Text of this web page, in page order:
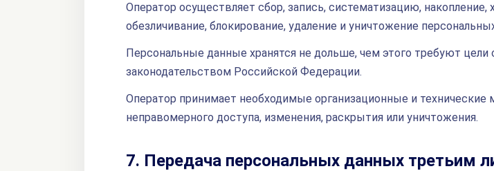
Оператор осуществляет сбор, запись, систематизацию, накопление,
обезличивание, блокирование, удаление и уничтожение
Персональные данные хранятся не дольше, чем этого требуют цели
законодательством Российской Федерации.
Оператор принимает необходимые организационные и
неправомерного доступа, изменения, раскрытия или уничтожения.
7. Передача персональных данных третьим